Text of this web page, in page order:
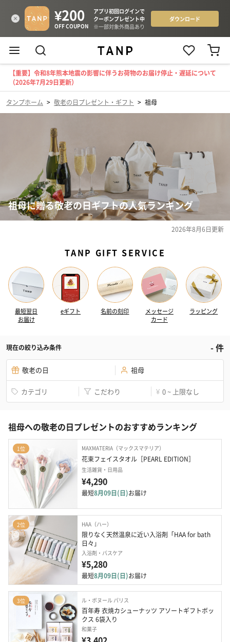
【重要】令和8年熊本地震の影響に伴うお荷物のお届け停止・遅延について
（2026年7月29日更新）
タンプホーム > 敬老の日プレゼント・ギフト > 祖母
祖母に贈る敬老の日ギフトの人気ランキング
2026年8月6日更新
TANP GIFT SERVICE
最短翌日
お届け
eギフト 名前の刻印
メッセージ
カード
ラッピング
現在の絞り込み条件 -件
敬老の日 祖母
カテゴリ こだわり ¥ 0 ~ 上限なし
祖母への敬老の日プレゼントのおすすめランキング
1位 MAXMATERIA（マックスマテリア）
花束フェイスタオル［PEARL EDITION］
生活雑貨・日用品
¥4,290
最短8月09日(日)お届け
2位 HAA（ハー）
限りなく天然温泉に近い入浴剤「HAA for bath
日々」
入浴剤・バスケア
¥5,280
最短8月09日(日)お届け
3位 ル・ボヌール パリス
百年寿 衣焼カシューナッツ アソートギフトボッ
クス 6袋入り
和菓子